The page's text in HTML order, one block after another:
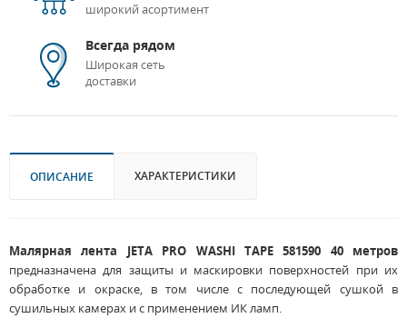
широкий асортимент
Всегда рядом
Широкая сеть
доставки
ОПИСАНИЕ ХАРАКТЕРИСТИКИ
Малярная лента JETA PRO WASHI TAPE 581590 40 метров
предназначена для защиты и маскировки поверхностей при их
обработке и окраске, в том числе с последующей сушкой в
сушильных камерах и с применением ИК ламп.